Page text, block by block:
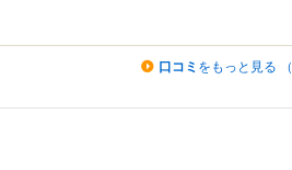
口コミ をもっと見る （